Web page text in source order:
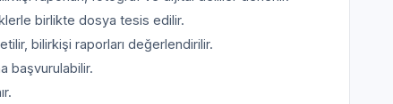
birlikte dosya tesis edilir.
bilirkişi raporları değerlendirilir.
başvurulabilir.